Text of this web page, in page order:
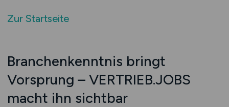
Zur Startseite
Branchenkenntnis bringt
Vorsprung – VERTRIEB.JOBS
macht ihn sichtbar